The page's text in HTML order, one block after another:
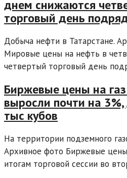
днем снижаются
торговый день
Добыча нефти в Татарстане.
Мировые цены на нефть в
четвертый торговый день
Биржевые цены на
выросли почти на
тыс кубов
На территории подземного
Архивное фото Биржевые
итогам торговой сессии во